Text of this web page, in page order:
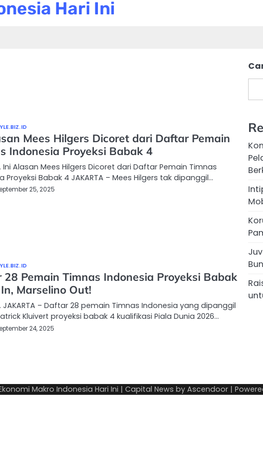
Hari Ini
Mees Hilgers Dicoret dari Daftar Pemain
Indonesia Proyeksi Babak 4
Alasan Mees Hilgers Dicoret dari Daftar Pemain Timnas
Proyeksi Babak 4 JAKARTA – Mees Hilgers tak dipanggil…
25, 2025
28 Pemain Timnas Indonesia Proyeksi Babak
Marselino Out!
– Daftar 28 pemain Timnas Indonesia yang dipanggil
Kluivert proyeksi babak 4 kualifikasi Piala Dunia 2026…
24, 2025
Makro Indonesia Hari Ini | Capital News by Ascendoor |